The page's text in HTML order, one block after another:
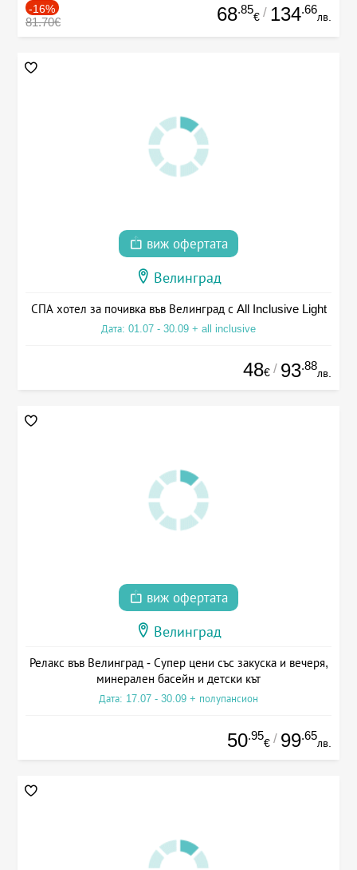
-16%
81.70€ 68.85
€ / 134.66
лв.
виж офертата
Велинград
СПА хотел за почивка във Велинград с All Inclusive Light
Дата: 01.07 - 30.09 + all inclusive
48€ / 93.88
лв.
виж офертата
Велинград
Релакс във Велинград - Супер цени със закуска и вечеря,
минерален басейн и детски кът
Дата: 17.07 - 30.09 + полупансион
50.95
€ / 99.65
лв.